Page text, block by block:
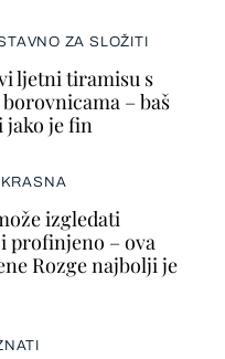
ZA SLOŽITI
ljetni tiramisu s
– baš
jako je fin
izgledati
profinjeno – ova
Rozge najbolji je